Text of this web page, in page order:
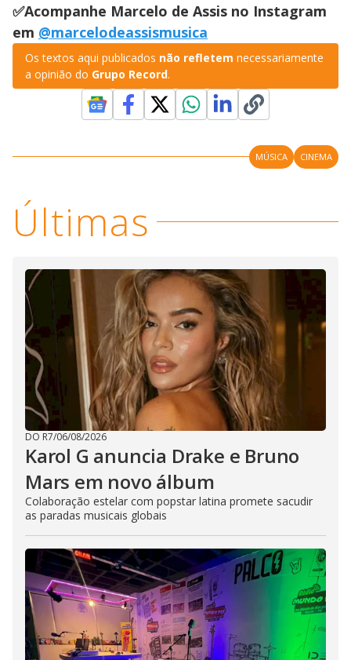
✅Acompanhe Marcelo de Assis no Instagram
em @marcelodeassismusica
Os textos aqui publicados não refletem necessariamente
a opinião do Grupo Record.
MÚSICA CINEMA
Últimas
DO R7/06/08/2026
Karol G anuncia Drake e Bruno
Mars em novo álbum
Colaboração estelar com popstar latina promete sacudir
as paradas musicais globais